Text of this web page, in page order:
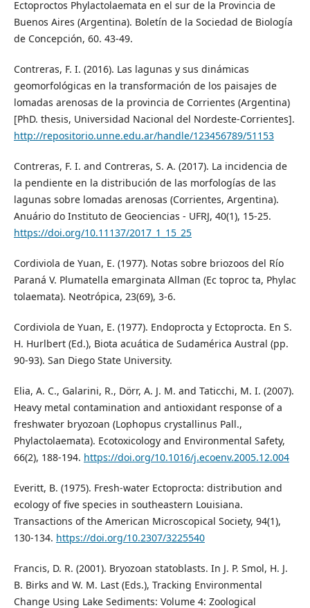
Ectoproctos Phylactolaemata en el sur de la Provincia de
Buenos Aires (Argentina). Boletín de la Sociedad de Biología
de Concepción, 60. 43-49.
Contreras, F. I. (2016). Las lagunas y sus dinámicas
geomorfológicas en la transformación de los paisajes de
lomadas arenosas de la provincia de Corrientes (Argentina)
[PhD. thesis, Universidad Nacional del Nordeste-Corrientes].
http://repositorio.unne.edu.ar/handle/123456789/51153
Contreras, F. I. and Contreras, S. A. (2017). La incidencia de
la pendiente en la distribución de las morfologías de las
lagunas sobre lomadas arenosas (Corrientes, Argentina).
Anuário do Instituto de Geociencias - UFRJ, 40(1), 15-25.
https://doi.org/10.11137/2017_1_15_25
Cordiviola de Yuan, E. (1977). Notas sobre briozoos del Río
Paraná V. Plumatella emarginata Allman (Ec toproc ta, Phylac
tolaemata). Neotrópica, 23(69), 3-6.
Cordiviola de Yuan, E. (1977). Endoprocta y Ectoprocta. En S.
H. Hurlbert (Ed.), Biota acuática de Sudamérica Austral (pp.
90-93). San Diego State University.
Elia, A. C., Galarini, R., Dörr, A. J. M. and Taticchi, M. I. (2007).
Heavy metal contamination and antioxidant response of a
freshwater bryozoan (Lophopus crystallinus Pall.,
Phylactolaemata). Ecotoxicology and Environmental Safety,
66(2), 188-194. https://doi.org/10.1016/j.ecoenv.2005.12.004
Everitt, B. (1975). Fresh-water Ectoprocta: distribution and
ecology of five species in southeastern Louisiana.
Transactions of the American Microscopical Society, 94(1),
130-134. https://doi.org/10.2307/3225540
Francis, D. R. (2001). Bryozoan statoblasts. In J. P. Smol, H. J.
B. Birks and W. M. Last (Eds.), Tracking Environmental
Change Using Lake Sediments: Volume 4: Zoological